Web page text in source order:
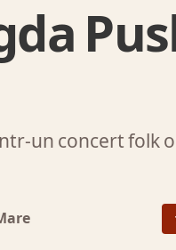
un concert folk